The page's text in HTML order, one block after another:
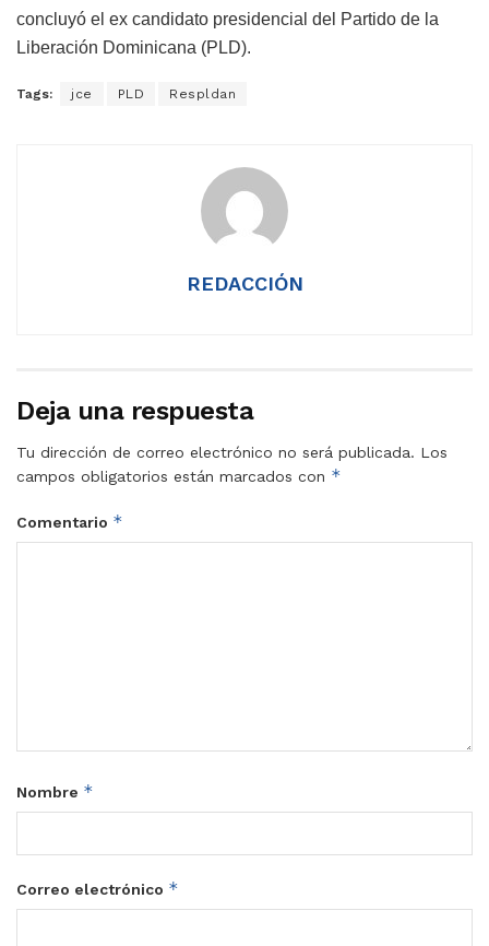
concluyó el ex candidato presidencial del Partido de la
Liberación Dominicana (PLD).
Tags: jce PLD Respldan
REDACCIÓN
Deja una respuesta
Tu dirección de correo electrónico no será publicada. Los
campos obligatorios están marcados con *
Comentario *
Nombre *
Correo electrónico *